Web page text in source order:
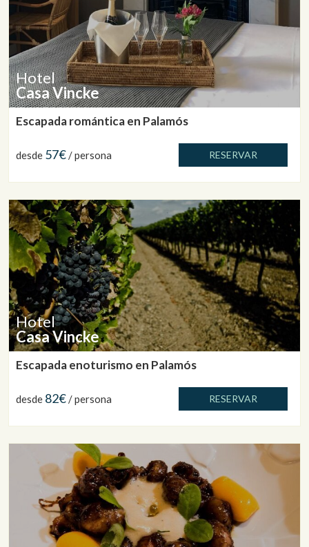
Hotel
Casa Vincke
Escapada romántica en Palamós
desde 57€/ persona RESERVAR
Hotel
Casa Vincke
Escapada enoturismo en Palamós
desde 82€/ persona RESERVAR